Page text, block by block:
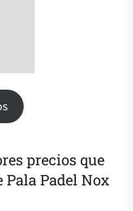
precios que
Padel Nox